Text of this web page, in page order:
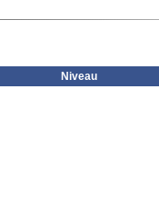
Niveau